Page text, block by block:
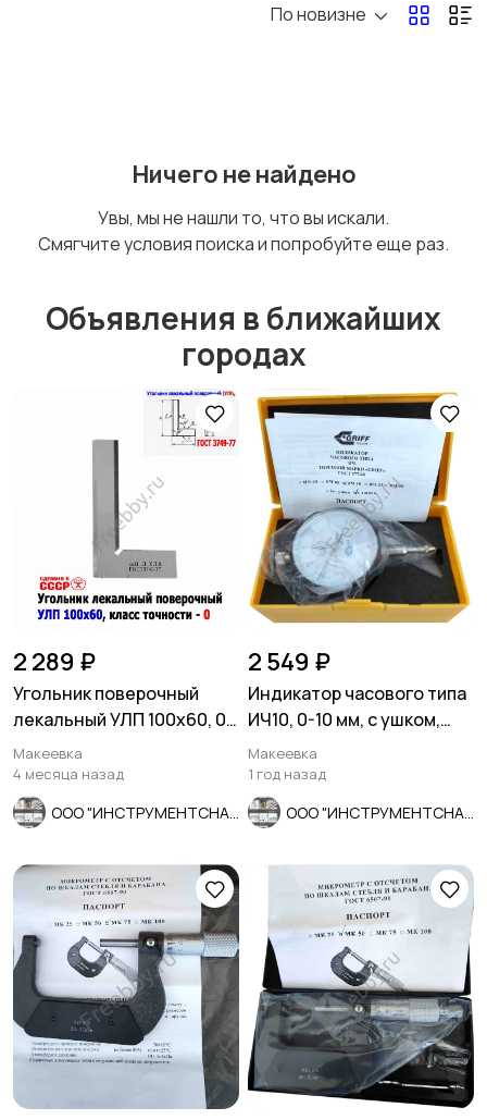
Ручные инструменты
водоснабжение
ы
Расходные
материалы и
оснастка
По новизне
Ничего не найдено
Увы, мы не нашли то, что вы искали.
Смягчите условия поиска и попробуйте еще раз.
Объявления в ближайших
городах
2 289 ₽
Угольник поверочный
лекальный УЛП 100х60, 0
кл точн, угол 90 гр, СССР.
Макеевка
4 месяца назад
2 549 ₽
Индикатор часового типа
ИЧ10, 0-10 мм, с ушком,
0,01 мм, класс 1.
Макеевка
1 год назад